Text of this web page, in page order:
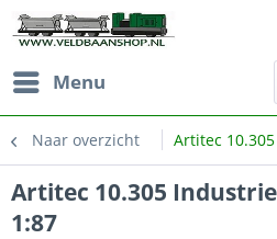
Menu
Naar overzicht Artitec 10.305
Artitec 10.305
1:87